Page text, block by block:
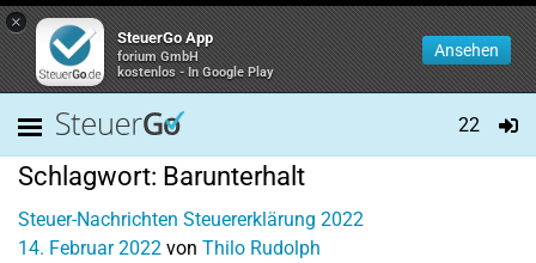
×
SteuerGo App
forium GmbH
kostenlos - In Google Play
Ansehen
22
Schlagwort: Barunterhalt
Steuer-Nachrichten Steuererklärung 2022
14. Februar 2022 von Thilo Rudolph